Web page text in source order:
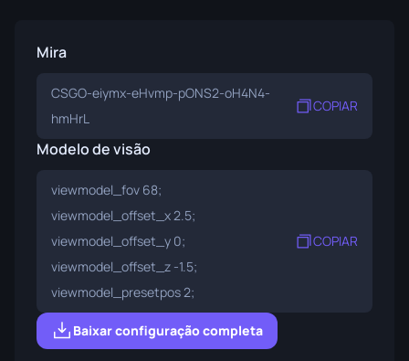
Mira
CSGO-eiymx-eHvmp-pONS2-oH4N4-
hmHrL
COPIAR
Modelo de visão
viewmodel_fov 68;
viewmodel_offset_x 2.5;
viewmodel_offset_y 0;
viewmodel_offset_z -1.5;
viewmodel_presetpos 2;
COPIAR
Baixar configuração completa